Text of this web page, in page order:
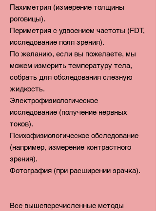
Пахиметрия (измерение толщины
роговицы).
Периметрия с удвоением частоты (FDT,
исследование поля зрения).
По желанию, если вы пожелаете, мы
можем измерить температуру тела,
собрать для обследования слезную
жидкость.
Электрофизиологическое
исследование (получение нервных
токов).
Психофизиологическое обследование
(например, измерение контрастного
зрения).
Фотография (при расширении зрачка).
Все вышеперечисленные методы